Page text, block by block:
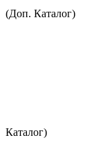
(Доп. Каталог)
Каталог)